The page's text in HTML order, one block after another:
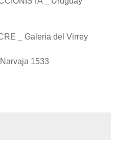
_ Galeria del Virrey
1533